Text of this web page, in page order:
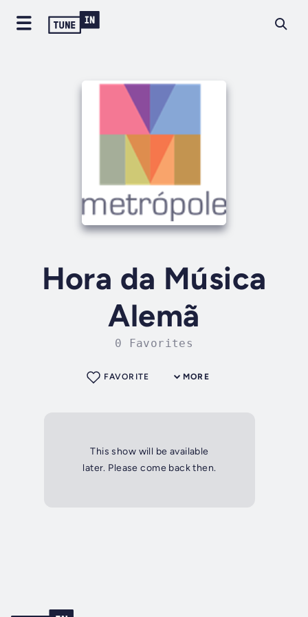
Hora da Música
Alemã
0 Favorites
MORE
FAVORITE
This show will be available
later. Please come back then.